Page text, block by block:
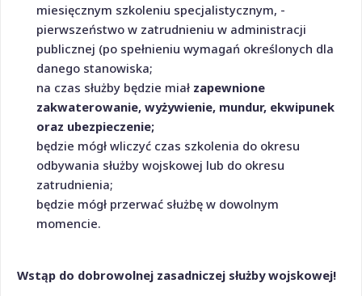
miesięcznym szkoleniu specjalistycznym, -
pierwszeństwo w zatrudnieniu w administracji
publicznej (po spełnieniu wymagań określonych dla
danego stanowiska;
na czas służby będzie miał zapewnione
zakwaterowanie, wyżywienie, mundur, ekwipunek
oraz ubezpieczenie;
będzie mógł wliczyć czas szkolenia do okresu
odbywania służby wojskowej lub do okresu
zatrudnienia;
będzie mógł przerwać służbę w dowolnym
momencie.
Wstąp do dobrowolnej zasadniczej służby wojskowej!